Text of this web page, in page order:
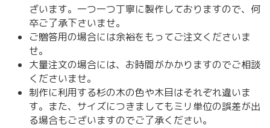
ざいます。一つ一つ丁寧に製作しておりますので、何
卒ご了承下さいませ。
ご贈答用の場合には余裕をもってご注文くださいま
せ。
大量注文の場合には、お時間がかかりますのでご相談
くださいませ。
制作に利用する杉の木の色や木目はそれぞれ違いま
す。また、サイズにつきましてもミリ単位の誤差が出
る場合もございますのでご了承ください。